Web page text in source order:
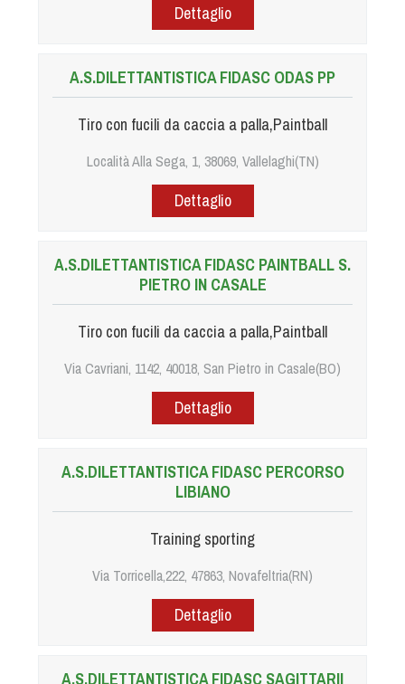
Dettaglio
A.S.DILETTANTISTICA FIDASC ODAS PP
Tiro con fucili da caccia a palla,Paintball
Località Alla Sega, 1, 38069, Vallelaghi(TN)
Dettaglio
A.S.DILETTANTISTICA FIDASC PAINTBALL S.
PIETRO IN CASALE
Tiro con fucili da caccia a palla,Paintball
Via Cavriani, 1142, 40018, San Pietro in Casale(BO)
Dettaglio
A.S.DILETTANTISTICA FIDASC PERCORSO
LIBIANO
Training sporting
Via Torricella,222, 47863, Novafeltria(RN)
Dettaglio
A.S.DILETTANTISTICA FIDASC SAGITTARII
Tiro con l'arco da caccia
Field Target
Paintball
Softair
Cinofilia Sportiva
Agility
DiscDog
Dog Triathlon
Hoopers
Mantrailing
Obedience
Rally Obedience
Retriever Sport
Sport acquatici
Ipo Delta